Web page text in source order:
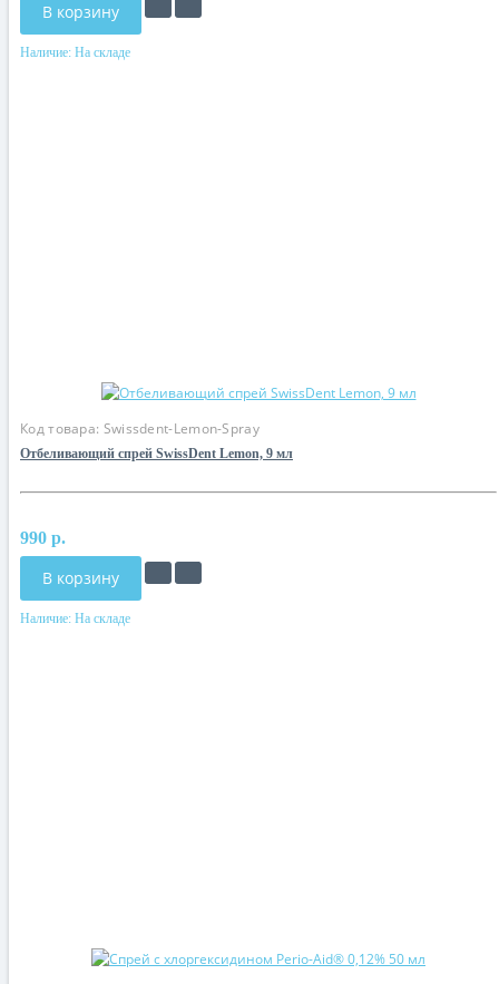
В корзину
Наличие: На складе
Код товара: Swissdent-Lemon-Spray
Отбеливающий спрей SwissDent Lemon, 9 мл
990 р.
В корзину
Наличие: На складе